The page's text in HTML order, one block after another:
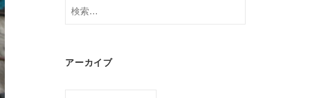
検
索:
アーカイブ
ア